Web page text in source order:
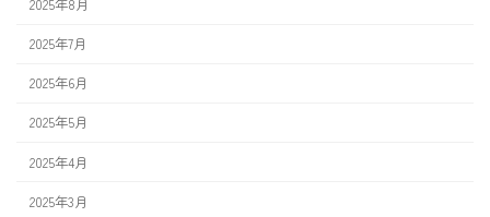
2025年8月
2025年7月
2025年6月
2025年5月
2025年4月
2025年3月